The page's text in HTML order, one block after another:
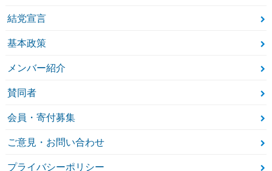
結党宣言
基本政策
メンバー紹介
賛同者
会員・寄付募集
ご意見・お問い合わせ
プライバシーポリシー